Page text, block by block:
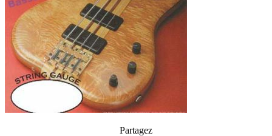
Partagez